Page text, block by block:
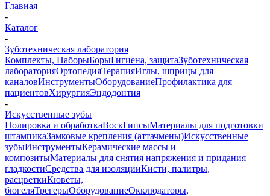
Главная
-
Каталог
-
Зуботехническая лаборатория
Комплекты, НаборыБорыГигиена, защитаЗуботехническая
лабораторияОртопедияТерапияИглы, шприцы для
каналовИнструментыОборудованиеПрофилактика для
пациентовХирургияЭндодонтия
-
Искусственные зубы
Полировка и обработкаВоскГипсыМатериалы для подготовки
штампикаЗамковые крепления (аттачмены)Искусственные
зубыИнструментыКерамические массы и
композитыМатериалы для снятия напряжения и придания
гладкостиСредства для изоляцииКисти, палитры,
расцветкиКюветы,
бюгеляТрегерыОборудованиеОкклюдаторы,